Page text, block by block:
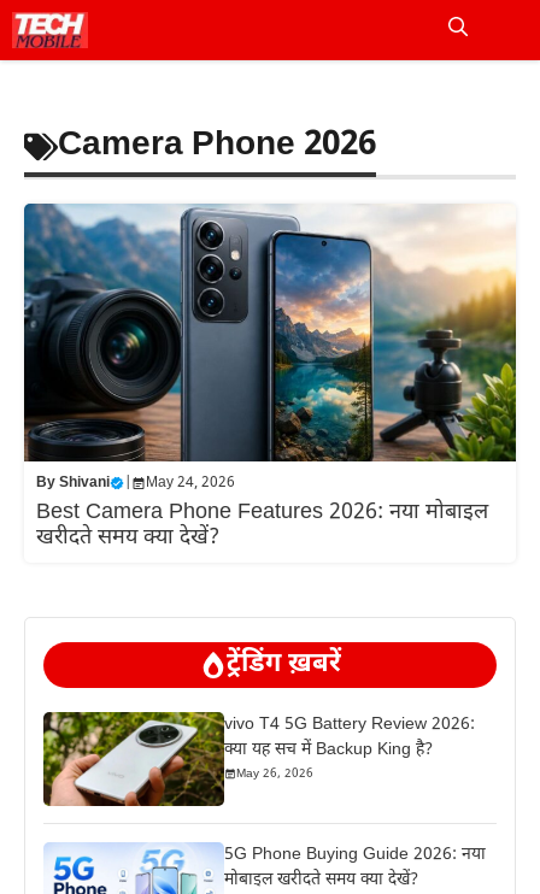
Skip
to
Camera Phone 2026
ByShivani May 24, 2026
Best Camera Phone Features 2026: नया मोबाइल
खरीदते समय क्या देखें?
ट्रेंडिंग ख़बरें
vivo T4 5G Battery Review 2026:
क्या यह सच में Backup King है?
May 26, 2026
5G Phone Buying Guide 2026: नया
मोबाइल खरीदते समय क्या देखें?